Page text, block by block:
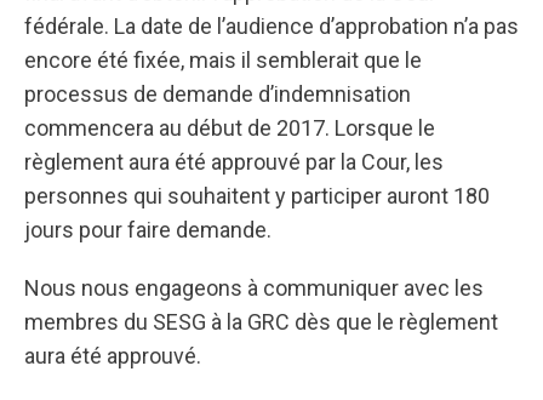
fédérale. La date de l’audience d’approbation n’a pas
encore été fixée, mais il semblerait que le
processus de demande d’indemnisation
commencera au début de 2017. Lorsque le
règlement aura été approuvé par la Cour, les
personnes qui souhaitent y participer auront 180
jours pour faire demande.
Nous nous engageons à communiquer avec les
membres du SESG à la GRC dès que le règlement
aura été approuvé.